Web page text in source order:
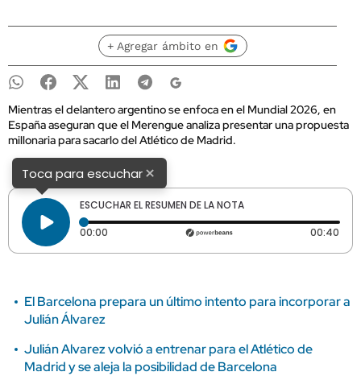
+ Agregar ámbito en
Mientras el delantero argentino se enfoca en el Mundial 2026, en
España aseguran que el Merengue analiza presentar una propuesta
millonaria para sacarlo del Atlético de Madrid.
Toca para escuchar×
ESCUCHAR EL RESUMEN DE LA NOTA
00:00 Tiempo transcurrido: 0 segundos 00:40
El Barcelona prepara un último intento para incorporar a
Julián Álvarez
Julián Alvarez volvió a entrenar para el Atlético de
Madrid y se aleja la posibilidad de Barcelona